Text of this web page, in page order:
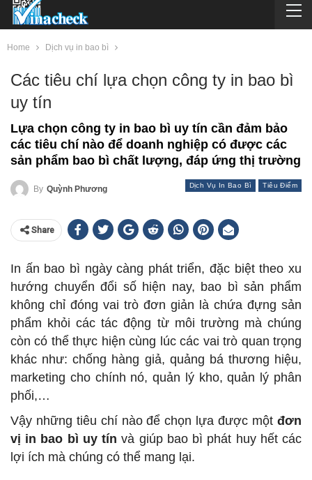
Home Dịch vụ in bao bì
Các tiêu chí lựa chọn công ty in bao bì
uy tín
Lựa chọn công ty in bao bì uy tín cần đảm bảo
các tiêu chí nào để doanh nghiệp có được các
sản phẩm bao bì chất lượng, đáp ứng thị trường
Dịch Vụ In Bao Bì Tiêu Điểm
By Quỳnh Phương
Share
In ấn bao bì ngày càng phát triển, đặc biệt theo xu
hướng chuyển đổi số hiện nay, bao bì sản phẩm
không chỉ đóng vai trò đơn giản là chứa đựng sản
phẩm khỏi các tác động từ môi trường mà chúng
còn có thể thực hiện cùng lúc các vai trò quan trọng
khác như: chống hàng giả, quảng bá thương hiệu,
marketing cho chính nó, quản lý kho, quản lý phân
phối,…
Vậy những tiêu chí nào để chọn lựa được một đơn
vị in bao bì uy tín và giúp bao bì phát huy hết các
lợi ích mà chúng có thể mang lại.